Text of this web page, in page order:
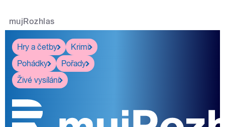
mujRozhlas
Hry a četby
Krimi
Pohádky
Pořady
Živé vysílání